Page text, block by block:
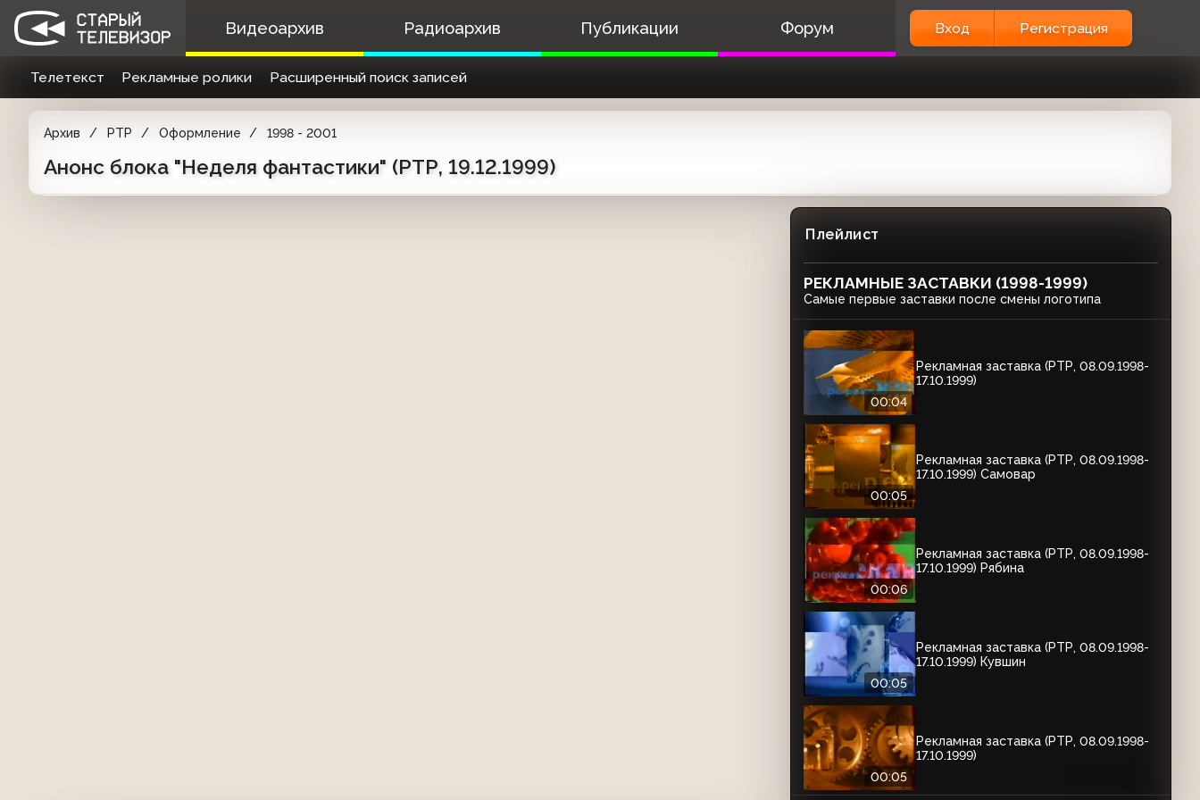
Видеоархив Радиоархив Публикации Форум Вход Регистрация
Телетекст Рекламные ролики Расширенный поиск записей
Архив РТР Оформление 1998 - 2001
Анонс блока "Неделя фантастики" (РТР, 19.12.1999)
Плейлист
РЕКЛАМНЫЕ ЗАСТАВКИ (1998-1999)
Самые первые заставки после смены логотипа
00:04
Рекламная заставка (РТР, 08.09.1998-
17.10.1999)
00:05
Рекламная заставка (РТР, 08.09.1998-
17.10.1999) Самовар
00:06
Рекламная заставка (РТР, 08.09.1998-
17.10.1999) Рябина
00:05
Рекламная заставка (РТР, 08.09.1998-
17.10.1999) Кувшин
00:05
Рекламная заставка (РТР, 08.09.1998-
17.10.1999)